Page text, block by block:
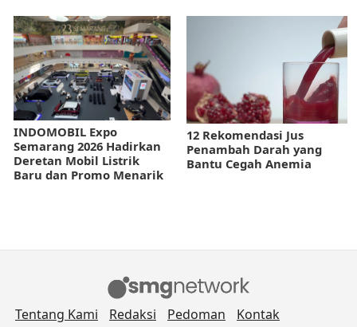
INDOMOBIL Expo
Semarang 2026 Hadirkan
Deretan Mobil Listrik
Baru dan Promo Menarik
12 Rekomendasi Jus
Penambah Darah yang
Bantu Cegah Anemia
Tentang Kami Redaksi Pedoman Kontak